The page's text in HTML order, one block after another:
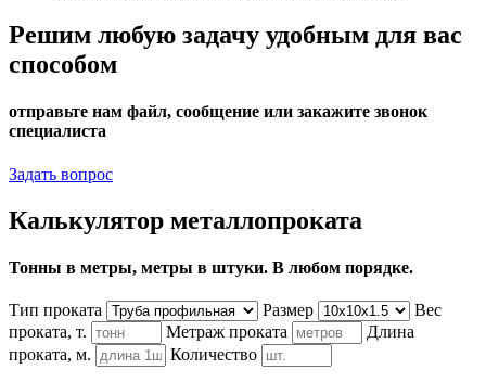
Решим любую задачу удобным для вас
способом
отправьте нам файл, сообщение или закажите звонок
специалиста
Задать вопрос
Калькулятор металлопроката
Тонны в метры, метры в штуки. В любом порядке.
Тип проката Размер
Вес
проката, т.
Метраж проката
Длина
проката, м.
Количество